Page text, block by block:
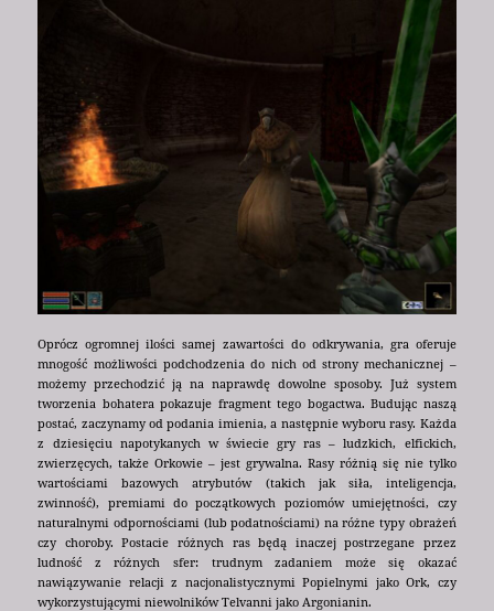
Oprócz ogromnej ilości samej zawartości do odkrywania, gra oferuje
mnogość możliwości podchodzenia do nich od strony mechanicznej –
możemy przechodzić ją na naprawdę dowolne sposoby. Już system
tworzenia bohatera pokazuje fragment tego bogactwa. Budując naszą
postać, zaczynamy od podania imienia, a następnie wyboru rasy. Każda
z dziesięciu napotykanych w świecie gry ras – ludzkich, elfickich,
zwierzęcych, także Orkowie – jest grywalna. Rasy różnią się nie tylko
wartościami bazowych atrybutów (takich jak siła, inteligencja,
zwinność), premiami do początkowych poziomów umiejętności, czy
naturalnymi odpornościami (lub podatnościami) na różne typy obrażeń
czy choroby. Postacie różnych ras będą inaczej postrzegane przez
ludność z różnych sfer: trudnym zadaniem może się okazać
nawiązywanie relacji z nacjonalistycznymi Popielnymi jako Ork, czy
wykorzystującymi niewolników Telvanni jako Argonianin.